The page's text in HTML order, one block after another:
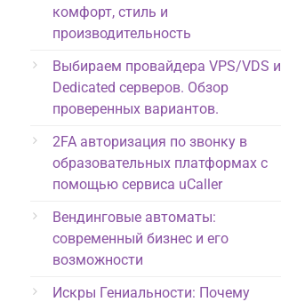
комфорт, стиль и
производительность
Выбираем провайдера VPS/VDS и
Dedicated серверов. Обзор
проверенных вариантов.
2FA авторизация по звонку в
образовательных платформах с
помощью сервиса uCaller
Вендинговые автоматы:
современный бизнес и его
возможности
Искры Гениальности: Почему